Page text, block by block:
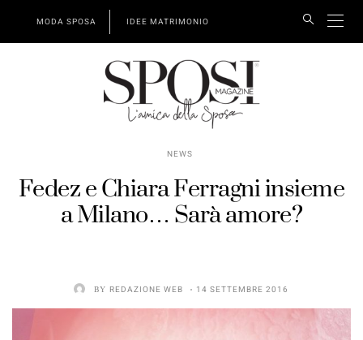
MODA SPOSA IDEE MATRIMONIO
NEWS
Fedez e Chiara Ferragni insieme
a Milano… Sarà amore?
BY REDAZIONE WEB 14 SETTEMBRE 2016